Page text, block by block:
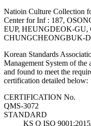
Natioin Culture Collection
Center for Inf : 187,
EUP, HEUNGDEOK-GU,
CHUNGCHEONGBUK-
Korean Standards
Management System of the
and found to meet the
certification detailed below:
CERTIFICATION No.
QMS-3072
STANDARD
KS Q ISO